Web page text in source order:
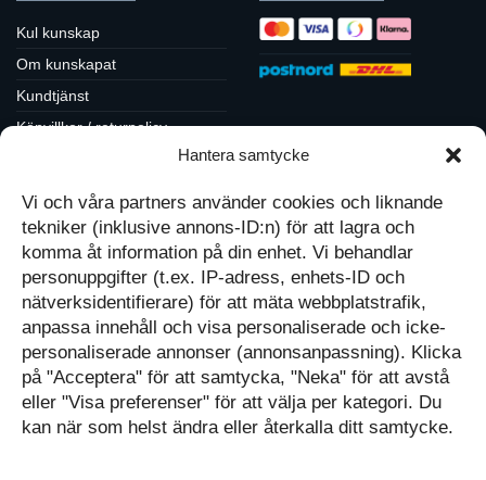
Hantera samtycke
Vi och våra partners använder cookies och liknande
tekniker (inklusive annons-ID:n) för att lagra och
komma åt information på din enhet. Vi behandlar
personuppgifter (t.ex. IP-adress, enhets-ID och
nätverksidentifierare) för att mäta webbplatstrafik,
anpassa innehåll och visa personaliserade och icke-
personaliserade annonser (annonsanpassning). Klicka
på "Acceptera" för att samtycka, "Neka" för att avstå
eller "Visa preferenser" för att välja per kategori. Du
kan när som helst ändra eller återkalla ditt samtycke.
Kul kunskap
Om kunskapat
Kundtjänst
Köpvillkor / returpolicy
Cookiepolicy
Kontakt
Mitt konto
Kassan
Sociala medier
Följ oss på Facebook
Tavlor på Instagram
Inspiration på Pinterest
Diskutera på LinkedIn
Varukorg
Inga produkter i varukorgen.
Kunskapat
Med barn och ungas
nyfikenhet som inspiration
skapar vi design som
förmedlar kunskap till en ny